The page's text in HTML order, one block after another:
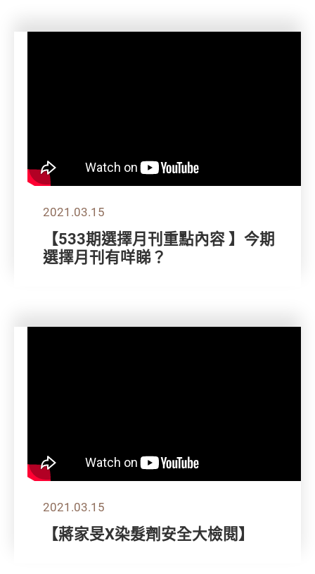
2021.03.15
【533期選擇月刊重點內容 】今期
選擇月刊有咩睇？
2021.03.15
【蔣家旻X染髮劑安全大檢閱】